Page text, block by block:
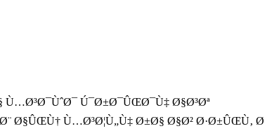
Ù…Ø³Ø¯ÙˆØ¯ Ú¯Ø±Ø¯ÛŒØ¯Ù‡ Ø§Ø³Øª
Ø§ÛŒÙ† Ù…Ø³Ø¦Ù„Ù‡ Ø±Ø§ Ø§Ø² Ø·Ø±ÛŒÙ‚ Ø